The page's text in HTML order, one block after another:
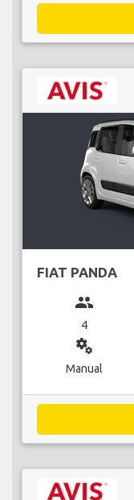
FIAT PANDA
group
4
miscellaneous_services
Manual